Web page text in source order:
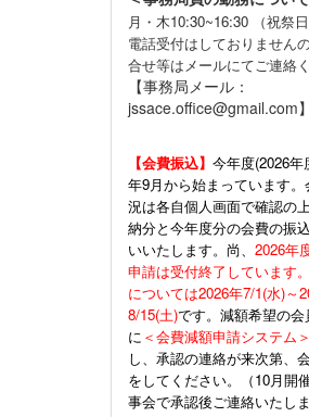
月・木10:30~16:30 （祝祭日
電話受付はしておりません
合せ等はメールにてご連絡く
【事務局メール：
jssace.office@gmail.com】
【会費振込】 今年度(2026年
年9月から始まっています。
況は各自個人画面で確認の
納分と今年度分の会費の振
いいたします。尚、 2026年
申請は受付終了しています
については2026年7/1(水)～
8/15(土)です。減額希望の会
に ＜会費減額申請システム＞
し、承認の連絡が来次第、
をしてください。（10月開
事会で承認後ご連絡いたしま